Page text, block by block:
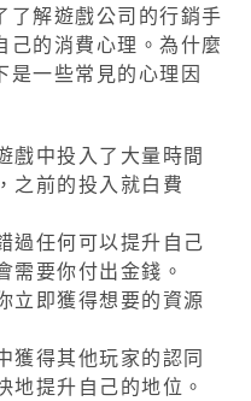
了解遊戲公司的行銷手
己的消費心理。為什麼
是一些常見的心理因
戲中投入了大量時間
之前的投入就白費
過任何可以提升自己
需要你付出金錢。
立即獲得想要的資源
獲得其他玩家的認同
地提升自己的地位。